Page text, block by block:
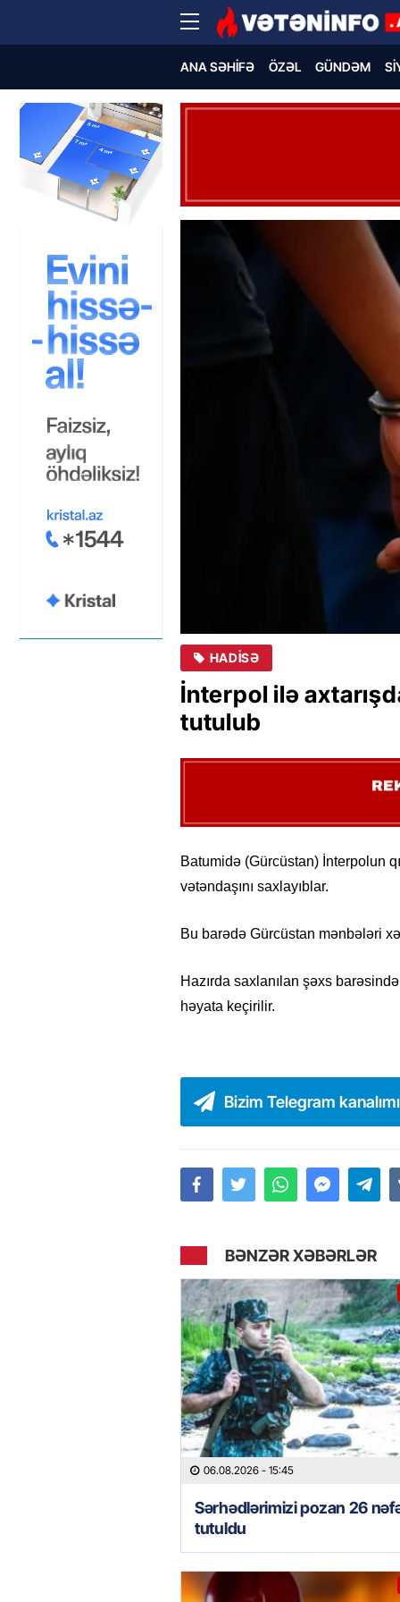
ANA SƏHIFƏ ÖZƏL GÜNDƏM
HADISƏ
İnterpol ilə
tutulub
Batumidə (Gürcüstan) İnterpolun
vətəndaşını saxlayıblar.
Bu barədə Gürcüstan mənbələri
Hazırda saxlanılan şəxs
həyata keçirilir.
Bizim Telegram
BƏNZƏR XƏBƏRLƏR
06.08.2026 - 15:45
Sərhədlərimizi pozan 26
tutuldu